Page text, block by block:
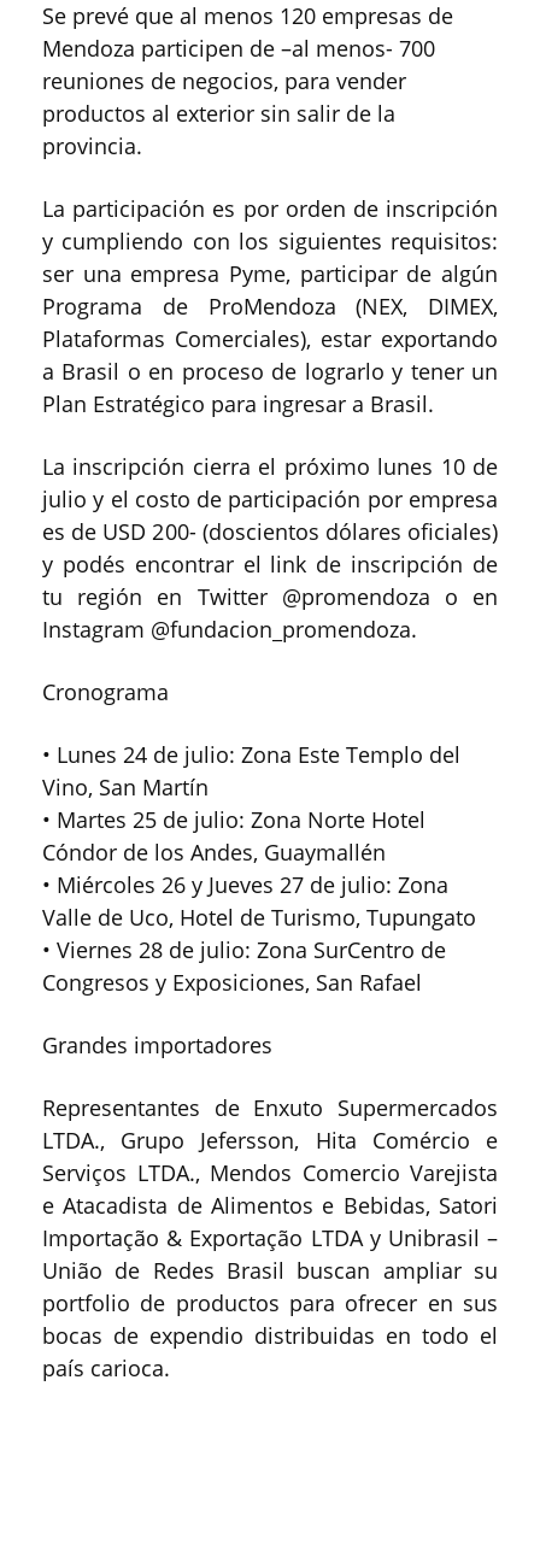
Se prevé que al menos 120 empresas de
Mendoza participen de –al menos- 700
reuniones de negocios, para vender
productos al exterior sin salir de la
provincia.
La participación es por orden de inscripción
y cumpliendo con los siguientes requisitos:
ser una empresa Pyme, participar de algún
Programa de ProMendoza (NEX, DIMEX,
Plataformas Comerciales), estar exportando
a Brasil o en proceso de lograrlo y tener un
Plan Estratégico para ingresar a Brasil.
La inscripción cierra el próximo lunes 10 de
julio y el costo de participación por empresa
es de USD 200- (doscientos dólares oficiales)
y podés encontrar el link de inscripción de
tu región en Twitter @promendoza o en
Instagram @fundacion_promendoza.
Cronograma
• Lunes 24 de julio: Zona Este Templo del
Vino, San Martín
• Martes 25 de julio: Zona Norte Hotel
Cóndor de los Andes, Guaymallén
• Miércoles 26 y Jueves 27 de julio: Zona
Valle de Uco, Hotel de Turismo, Tupungato
• Viernes 28 de julio: Zona SurCentro de
Congresos y Exposiciones, San Rafael
Grandes importadores
Representantes de Enxuto Supermercados
LTDA., Grupo Jefersson, Hita Comércio e
Serviços LTDA., Mendos Comercio Varejista
e Atacadista de Alimentos e Bebidas, Satori
Importação & Exportação LTDA y Unibrasil –
União de Redes Brasil buscan ampliar su
portfolio de productos para ofrecer en sus
bocas de expendio distribuidas en todo el
país carioca.